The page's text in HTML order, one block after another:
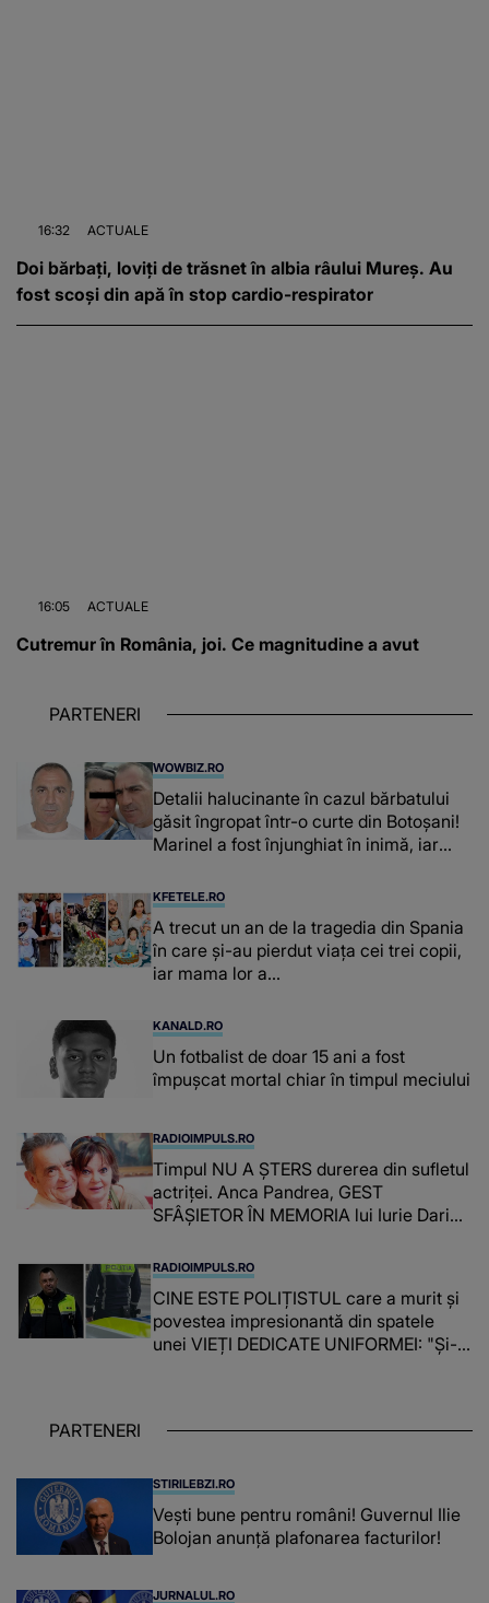
16:32 ACTUALE
Doi bărbați, loviți de trăsnet în albia râului Mureș. Au
fost scoși din apă în stop cardio-respirator
16:05 ACTUALE
Cutremur în România, joi. Ce magnitudine a avut
PARTENERI
WOWBIZ.RO
Detalii halucinante în cazul bărbatului
găsit îngropat într-o curte din Botoșani!
Marinel a fost înjunghiat în inimă, iar
suspecți
KFETELE.RO
A trecut un an de la tragedia din Spania
în care și-au pierdut viața cei trei copii,
iar mama lor a…
KANALD.RO
Un fotbalist de doar 15 ani a fost
împușcat mortal chiar în timpul meciului
RADIOIMPULS.RO
Timpul NU A ȘTERS durerea din sufletul
actriței. Anca Pandrea, GEST
SFÂȘIETOR ÎN MEMORIA lui Iurie Darie:
timpul parcă..."
RADIOIMPULS.RO
CINE ESTE POLIȚISTUL care a murit și
povestea impresionantă din spatele
unei VIEȚI DEDICATE UNIFORMEI: "Și-a
PARTENERI
STIRILEBZI.RO
Vești bune pentru români! Guvernul Ilie
Bolojan anunță plafonarea facturilor!
JURNALUL.RO